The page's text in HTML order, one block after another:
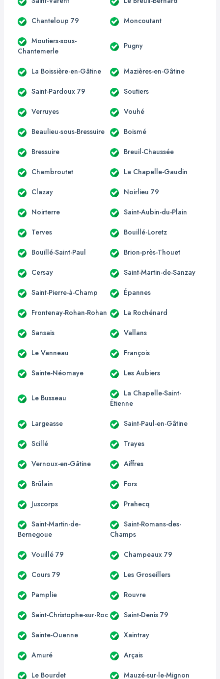
Chanteloup 79 Moncoutant
Moutiers-sous-
Chantemerle
Pugny
La Boissière-en-Gâtine Mazières-en-Gâtine
Saint-Pardoux 79 Soutiers
Verruyes Vouhé
Beaulieu-sous-Bressuire Boismé
Bressuire Breuil-Chaussée
Chambroutet La Chapelle-Gaudin
Clazay Noirlieu 79
Noirterre Saint-Aubin-du-Plain
Terves Bouillé-Loretz
Bouillé-Saint-Paul Brion-près-Thouet
Cersay Saint-Martin-de-Sanzay
Saint-Pierre-à-Champ Épannes
Frontenay-Rohan-Rohan La Rochénard
Sansais Vallans
Le Vanneau François
Sainte-Néomaye Les Aubiers
Le Busseau
La Chapelle-Saint-
Étienne
Largeasse Saint-Paul-en-Gâtine
Scillé Trayes
Vernoux-en-Gâtine Aiffres
Brûlain Fors
Juscorps Prahecq
Saint-Martin-de-
Bernegoue
Saint-Romans-des-
Champs
Vouillé 79 Champeaux 79
Cours 79 Les Groseillers
Pamplie Rouvre
Saint-Christophe-sur-Roc Saint-Denis 79
Sainte-Ouenne Xaintray
Amuré Arçais
Le Bourdet Mauzé-sur-le-Mignon